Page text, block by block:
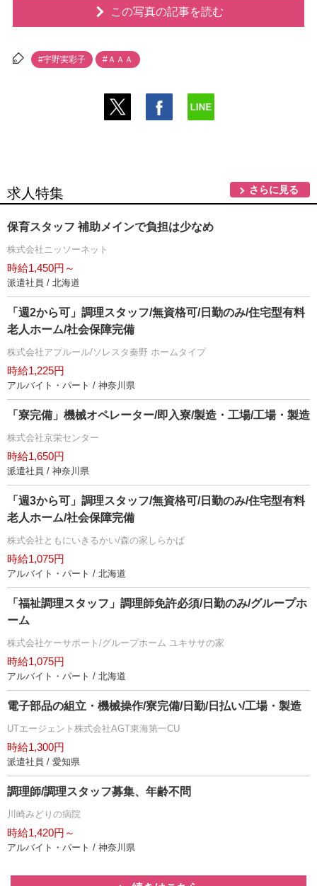
この写真の記事を読む
#宇野実彩子 #ＡＡＡ
求人特集 さらに見る
保育スタッフ 補助メインで負担は少なめ
株式会社ニッソーネット
時給1,450円～
派遣社員 / 北海道
「週2から可」調理スタッフ/無資格可/日勤のみ/住宅型有料
老人ホーム/社会保障完備
株式会社アプルール/ソレスタ秦野 ホームタイプ
時給1,225円
アルバイト・パート / 神奈川県
「寮完備」機械オペレーター/即入寮/製造・工場/工場・製造
株式会社京栄センター
時給1,650円
派遣社員 / 神奈川県
「週3から可」調理スタッフ/無資格可/日勤のみ/住宅型有料
老人ホーム/社会保障完備
株式会社ともにいきるかい/森の家しらかば
時給1,075円
アルバイト・パート / 北海道
「福祉調理スタッフ」調理師免許必須/日勤のみ/グループホ
ーム
株式会社ケーサポート/グループホーム ユキササの家
時給1,075円
アルバイト・パート / 北海道
電子部品の組立・機械操作/寮完備/日勤/日払い/工場・製造
UTエージェント株式会社AGT東海第一CU
時給1,300円
派遣社員 / 愛知県
調理師/調理スタッフ募集、年齢不問
川崎みどりの病院
時給1,420円～
アルバイト・パート / 神奈川県